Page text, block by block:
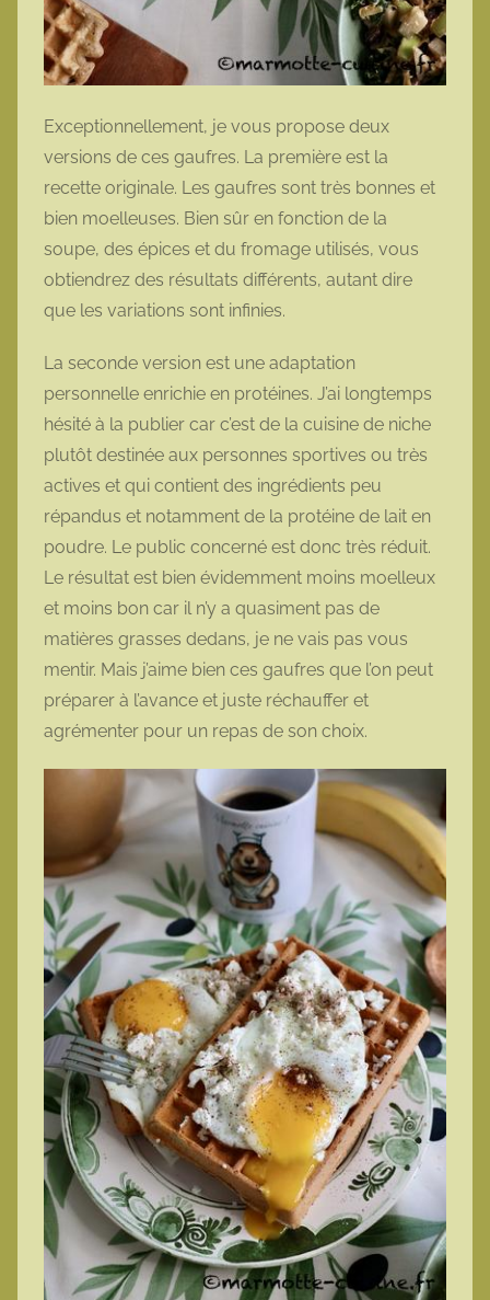
Exceptionnellement, je vous propose deux
versions de ces gaufres. La première est la
recette originale. Les gaufres sont très bonnes et
bien moelleuses. Bien sûr en fonction de la
soupe, des épices et du fromage utilisés, vous
obtiendrez des résultats différents, autant dire
que les variations sont infinies.
La seconde version est une adaptation
personnelle enrichie en protéines. J’ai longtemps
hésité à la publier car c’est de la cuisine de niche
plutôt destinée aux personnes sportives ou très
actives et qui contient des ingrédients peu
répandus et notamment de la protéine de lait en
poudre. Le public concerné est donc très réduit.
Le résultat est bien évidemment moins moelleux
et moins bon car il n’y a quasiment pas de
matières grasses dedans, je ne vais pas vous
mentir. Mais j’aime bien ces gaufres que l’on peut
préparer à l’avance et juste réchauffer et
agrémenter pour un repas de son choix.